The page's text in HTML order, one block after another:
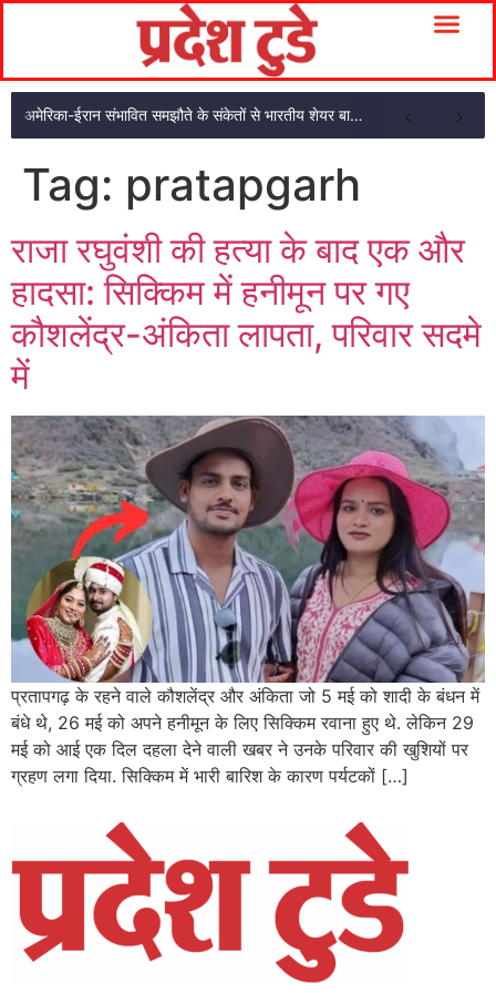
अमेरिका-ईरान संभावित समझौते के संकेतों से भारतीय शेयर बाजार में शुरुआती तेजी
Tag: pratapgarh
राजा रघुवंशी की हत्या के बाद एक और
हादसा: सिक्किम में हनीमून पर गए
कौशलेंद्र-अंकिता लापता, परिवार सदमे
में
प्रतापगढ़ के रहने वाले कौशलेंद्र और अंकिता जो 5 मई को शादी के बंधन में
बंधे थे, 26 मई को अपने हनीमून के लिए सिक्किम रवाना हुए थे. लेकिन 29
मई को आई एक दिल दहला देने वाली खबर ने उनके परिवार की खुशियों पर
ग्रहण लगा दिया. सिक्किम में भारी बारिश के कारण पर्यटकों […]